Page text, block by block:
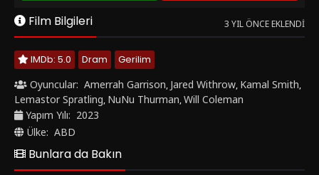
Film Bilgileri 3 YIL ÖNCE EKLENDI
IMDb: 5.0 Dram
Gerilim
Oyuncular: Amerrah Garrison, Jared Withrow, Kamal Smith,
Lemastor Spratling, NuNu Thurman,Will Coleman
Yapım Yılı: 2023
Ülke: ABD
Bunlara da Bakın